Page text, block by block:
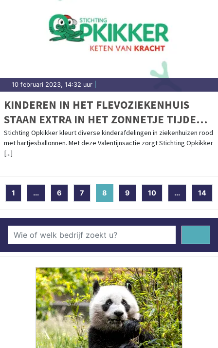
10 februari 2023, 14:32 uur
KINDEREN IN HET FLEVOZIEKENHUIS
STAAN EXTRA IN HET ZONNETJE TIJDENS
VALENTIJNSDAG
Stichting Opkikker kleurt diverse kinderafdelingen in ziekenhuizen rood
met hartjesballonnen. Met deze Valentijnsactie zorgt Stichting Opkikker
[...]
1 ... 6 7 8 (current)
9 10 ... 14